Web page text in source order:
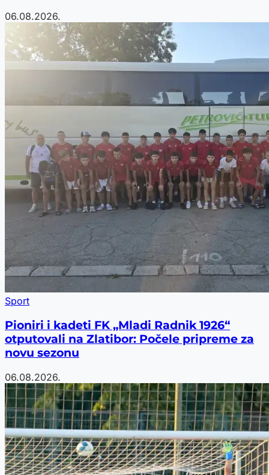
06.08.2026.
Sport
Pioniri i kadeti FK „Mladi Radnik 1926“
otputovali na Zlatibor: Počele pripreme za
novu sezonu
06.08.2026.